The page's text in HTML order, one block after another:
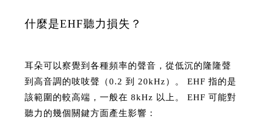
什麼是EHF聽力損失？
耳朵可以察覺到各種頻率的聲音，從低沉的隆隆聲
到高音調的吱吱聲（0.2 到 20kHz）。 EHF 指的是
該範圍的較高端，一般在 8kHz 以上。 EHF 可能對
聽力的幾個關鍵方面產生影響：